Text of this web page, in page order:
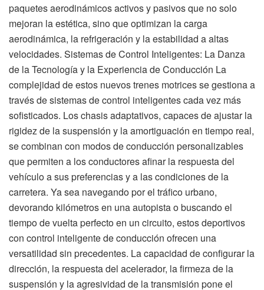
paquetes aerodinámicos activos y pasivos que no solo
mejoran la estética, sino que optimizan la carga
aerodinámica, la refrigeración y la estabilidad a altas
velocidades. Sistemas de Control Inteligentes: La Danza
de la Tecnología y la Experiencia de Conducción La
complejidad de estos nuevos trenes motrices se gestiona a
través de sistemas de control inteligentes cada vez más
sofisticados. Los chasis adaptativos, capaces de ajustar la
rigidez de la suspensión y la amortiguación en tiempo real,
se combinan con modos de conducción personalizables
que permiten a los conductores afinar la respuesta del
vehículo a sus preferencias y a las condiciones de la
carretera. Ya sea navegando por el tráfico urbano,
devorando kilómetros en una autopista o buscando el
tiempo de vuelta perfecto en un circuito, estos deportivos
con control inteligente de conducción ofrecen una
versatilidad sin precedentes. La capacidad de configurar la
dirección, la respuesta del acelerador, la firmeza de la
suspensión y la agresividad de la transmisión pone el